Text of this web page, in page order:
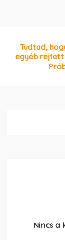
Tudtad,
egyéb rejtett
Nincs a